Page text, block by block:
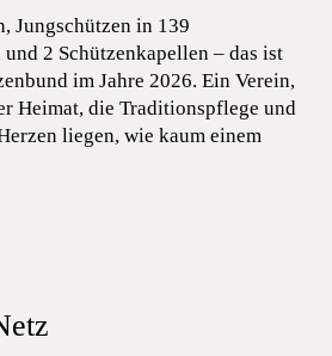
Jungschützen in 139
2 Schützenkapellen – das ist
im Jahre 2026. Ein Verein,
Heimat, die Traditionspflege und
liegen, wie kaum einem